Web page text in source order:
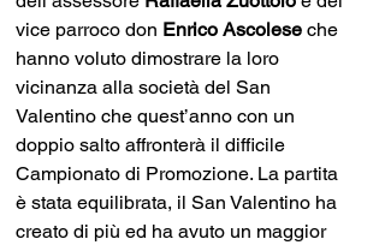
vice parroco don Enrico Ascolese che
hanno voluto dimostrare la loro
vicinanza alla società del San
Valentino che quest’anno con un
doppio salto affronterà il difficile
Campionato di Promozione. La partita
è stata equilibrata, il San Valentino ha
creato di più ed ha avuto un maggior